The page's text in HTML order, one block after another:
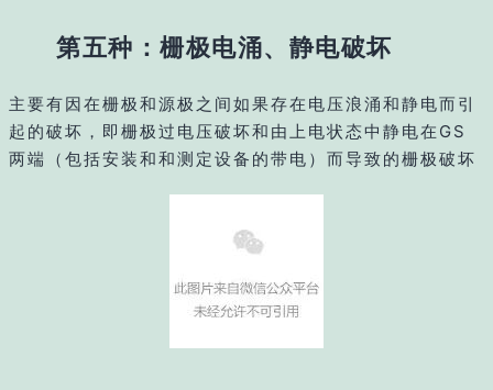
第五种：栅极电涌、静电破坏
主要有因在栅极和源极之间如果存在电压浪涌和静电而引
起的破坏，即栅极过电压破坏和由上电状态中静电在GS
两端（包括安装和和测定设备的带电）而导致的栅极破坏